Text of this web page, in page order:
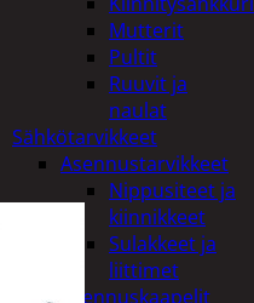
Mutterit
Pultit
Ruuvit ja
naulat
Sähkötarvikkeet
Asennustarvikkeet
Nippusiteet ja
kiinnikkeet
Sulakkeet ja
liittimet
Asennuskaapelit